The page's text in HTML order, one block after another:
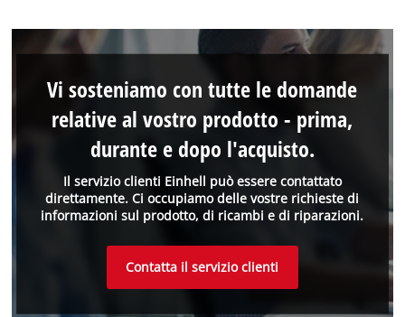
Il servizio clienti Einhell può essere contattato
direttamente. Ci occupiamo delle vostre richieste di
informazioni sul prodotto, di ricambi e di riparazioni.
Vi sosteniamo con tutte le domande
relative al vostro prodotto - prima,
durante e dopo l'acquisto.
Contatta il servizio clienti